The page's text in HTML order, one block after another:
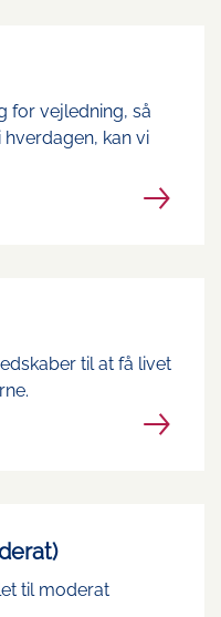
for vejledning, så
kan vi
til at få livet
til moderat